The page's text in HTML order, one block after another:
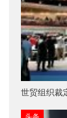
世贸组织裁